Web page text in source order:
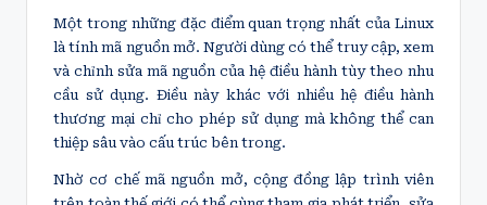
Một trong những đặc điểm quan trọng nhất của Linux
là tính mã nguồn mở. Người dùng có thể truy cập, xem
và chỉnh sửa mã nguồn của hệ điều hành tùy theo nhu
cầu sử dụng. Điều này khác với nhiều hệ điều hành
thương mại chỉ cho phép sử dụng mà không thể can
thiệp sâu vào cấu trúc bên trong.
Nhờ cơ chế mã nguồn mở, cộng đồng lập trình viên